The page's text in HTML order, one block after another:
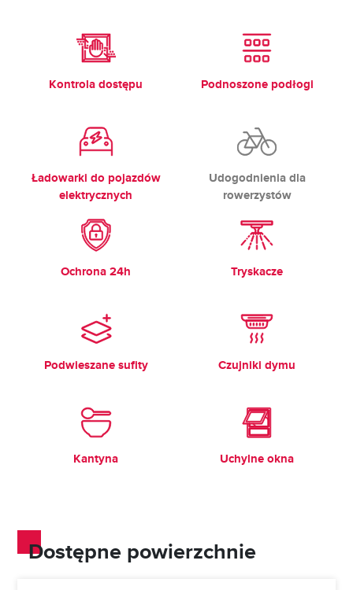
Kontrola dostępu Podnoszone podłogi
Ładowarki do pojazdów
elektrycznych
Udogodnienia dla
rowerzystów
Ochrona 24h Tryskacze
Podwieszane sufity Czujniki dymu
Kantyna Uchylne okna
Dostępne powierzchnie